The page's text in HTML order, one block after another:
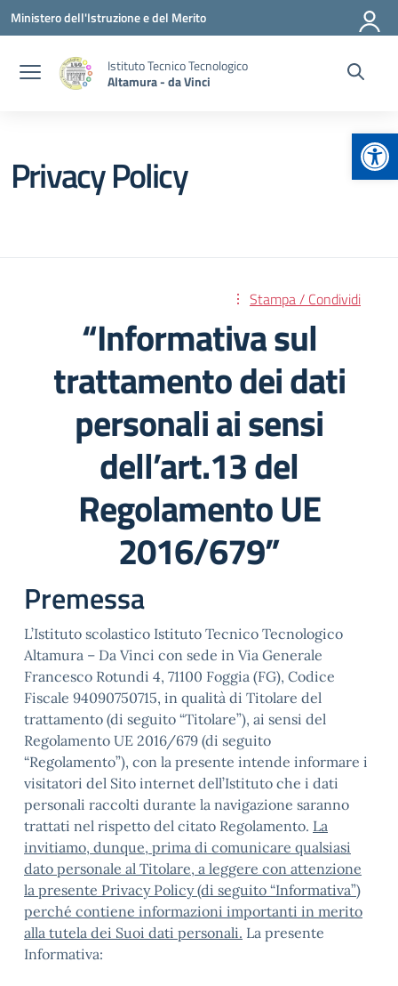
Vai ai contenuti
Vai al menu di navigazione
Vai al footer
Ministero dell'Istruzione e del Merito
Istituto Tecnico Tecnologico
Altamura - da Vinci
Privacy Policy
Stampa / Condividi
“Informativa sul
trattamento dei dati
personali ai sensi
dell’art.13 del
Regolamento UE
2016/679”
Premessa
L’Istituto scolastico Istituto Tecnico Tecnologico
Altamura – Da Vinci con sede in Via Generale
Francesco Rotundi 4, 71100 Foggia (FG), Codice
Fiscale 94090750715, in qualità di Titolare del
trattamento (di seguito “Titolare”), ai sensi del
Regolamento UE 2016/679 (di seguito
“Regolamento”), con la presente intende informare i
visitatori del Sito internet dell’Istituto che i dati
personali raccolti durante la navigazione saranno
trattati nel rispetto del citato Regolamento. La
invitiamo, dunque, prima di comunicare qualsiasi
dato personale al Titolare, a leggere con attenzione
la presente Privacy Policy (di seguito “Informativa”)
perché contiene informazioni importanti in merito
alla tutela dei Suoi dati personali. La presente
Informativa: